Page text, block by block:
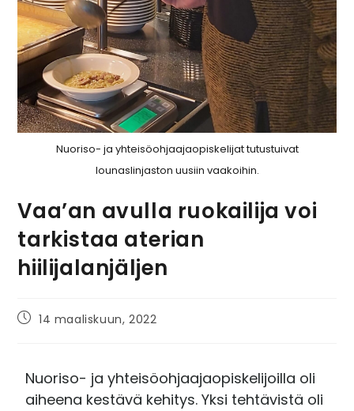
Nuoriso- ja yhteisöohjaajaopiskelijat tutustuivat
lounaslinjaston uusiin vaakoihin.
Vaa’an avulla ruokailija voi
tarkistaa aterian
hiilijalanjäljen
14 maaliskuun, 2022
Nuoriso- ja yhteisöohjaajaopiskelijoilla oli
aiheena kestävä kehitys. Yksi tehtävistä oli